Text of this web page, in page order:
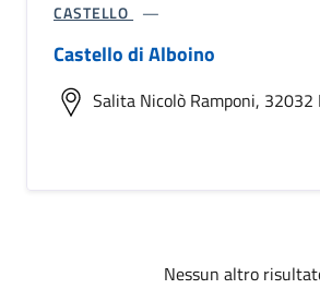
CASTELLO
Castello di Alboino
Salita Nicolò Ramponi, 32032
Nessun altro